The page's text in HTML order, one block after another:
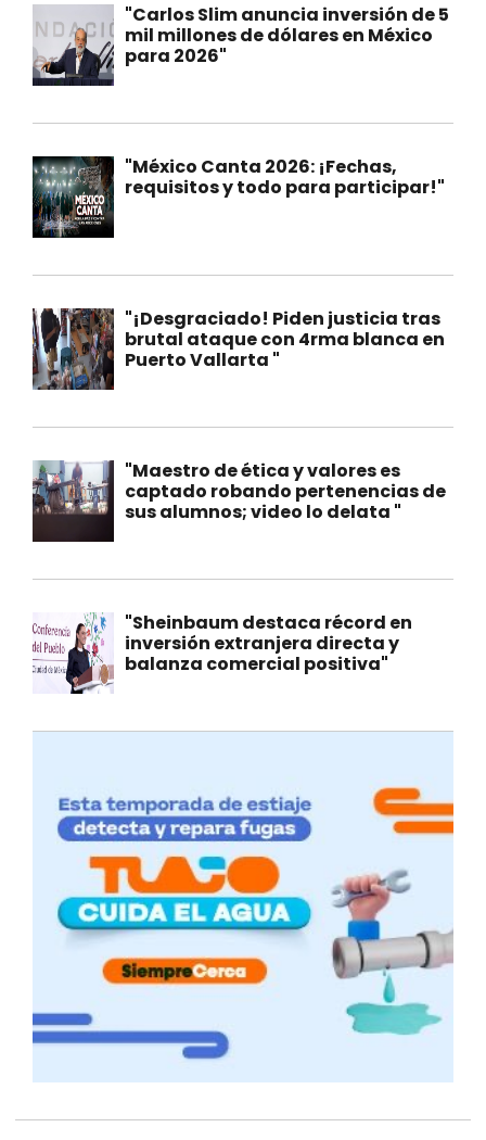
"Carlos Slim anuncia inversión de 5
mil millones de dólares en México
para 2026"
"México Canta 2026: ¡Fechas,
requisitos y todo para participar!"
"¡Desgraciado! Piden justicia tras
brutal ataque con 4rma blanca en
Puerto Vallarta "
"Maestro de ética y valores es
captado robando pertenencias de
sus alumnos; video lo delata "
"Sheinbaum destaca récord en
inversión extranjera directa y
balanza comercial positiva"